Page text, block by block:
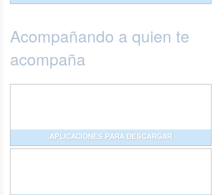
Acompañando a quien te
acompaña
APLICACIONES PARA DESCARGAR